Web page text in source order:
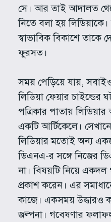
সে। আর তাই আদালত
নিতে বলা হয়
স্বাভাবিক বিকাশে তাকে
ফুরসত।
সময় পেড়িয়ে যায়,
লিডিয়া ফেয়ার চাইল্ডের
পত্রিকার পাতায়
একটি আর্টিকেলে।
লিডিয়ার মতোই অন্য
ডিএনএ-র সঙ্গে নিজের
না। বিষয়টি নিয়ে
প্রকাশ করেন। এর
কাজে। একসময় উদ্ধারও
জল্পনা। গবেষণার